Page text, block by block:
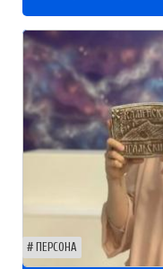
ПЕРСОНА